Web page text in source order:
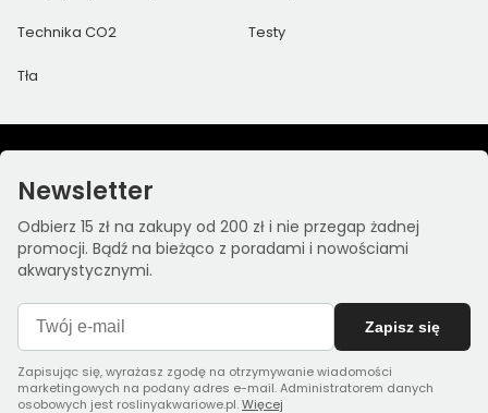
Technika CO2 Testy
Tła
Newsletter
Odbierz 15 zł na zakupy od 200 zł i nie przegap żadnej
promocji. Bądź na bieżąco z poradami i nowościami
akwarystycznymi.
Zapisz się
Zapisując się, wyrażasz zgodę na otrzymywanie wiadomości
marketingowych na podany adres e-mail. Administratorem danych
osobowych jest roslinyakwariowe.pl.Więcej